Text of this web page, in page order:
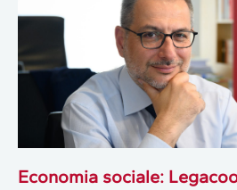
Economia sociale: